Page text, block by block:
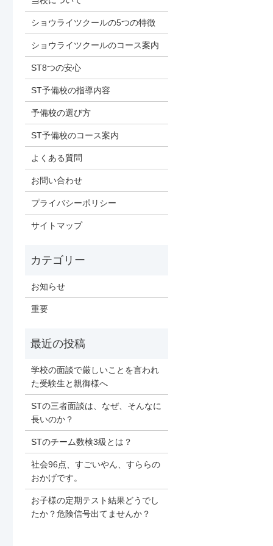
ショウライツクールの5つの特徴
ショウライツクールのコース案内
ST8つの安心
ST予備校の指導内容
予備校の選び方
ST予備校のコース案内
よくある質問
お問い合わせ
プライバシーポリシー
サイトマップ
お知らせ
重要
学校の面談で厳しいことを言われ
た受験生と親御様へ
STの三者面談は、なぜ、そんなに
長いのか？
STのチーム数検3級とは？
社会96点、すごいやん、すららの
おかげです。
お子様の定期テスト結果どうでし
たか？危険信号出てませんか？